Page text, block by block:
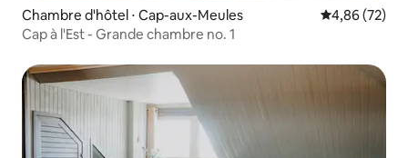
Chambre d'hôtel ⋅ Cap-aux-Meules Évaluation
4,86 (72)
Cap à l'Est - Grande chambre no. 1